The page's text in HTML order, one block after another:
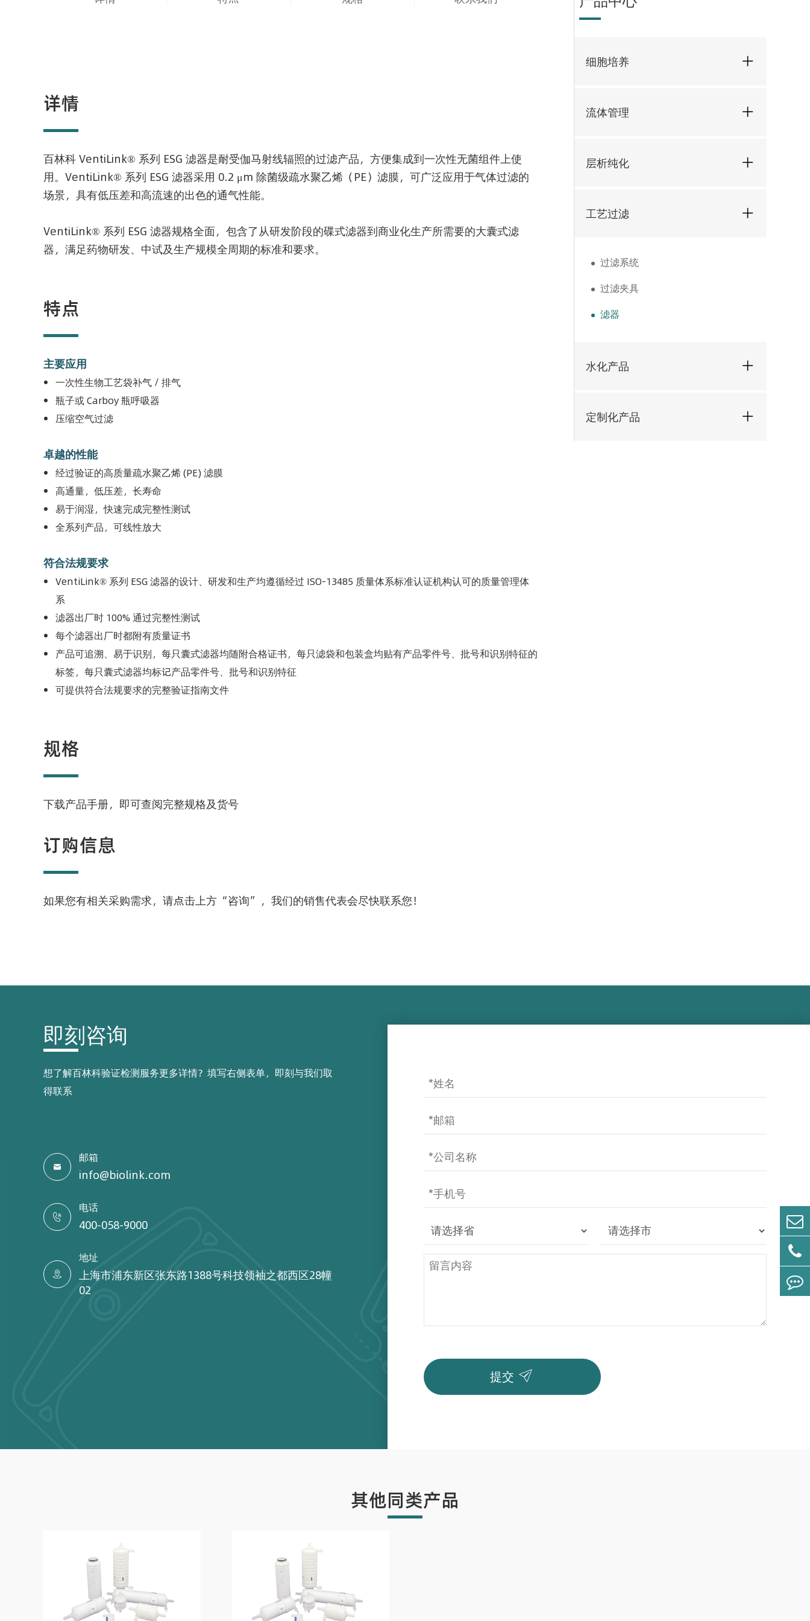
详情
百林科 VentiLink® 系列 ESG 滤器是耐受伽马射线辐照的过滤产品，方便集成到一次性无菌组件上使
用。VentiLink® 系列 ESG 滤器采用 0.2 μm 除菌级疏水聚乙烯（PE）滤膜，可广泛应用于气体过滤的
场景，具有低压差和高流速的出色的通气性能。
VentiLink® 系列 ESG 滤器规格全面，包含了从研发阶段的碟式滤器到商业化生产所需要的大囊式滤
器，满足药物研发、中试及生产规模全周期的标准和要求。
特点
主要应用
一次性生物工艺袋补气 / 排气
瓶子或 Carboy 瓶呼吸器
压缩空气过滤
卓越的性能
经过验证的高质量疏水聚乙烯 (PE) 滤膜
高通量，低压差，长寿命
易于润湿，快速完成完整性测试
全系列产品，可线性放大
符合法规要求
VentiLink® 系列 ESG 滤器的设计、研发和生产均遵循经过 ISO-13485 质量体系标准认证机构认可的质量管理体
系
滤器出厂时 100% 通过完整性测试
每个滤器出厂时都附有质量证书
产品可追溯、易于识别，每只囊式滤器均随附合格证书，每只滤袋和包装盒均贴有产品零件号、批号和识别特征的
标签，每只囊式滤器均标记产品零件号、批号和识别特征
可提供符合法规要求的完整验证指南文件
规格
下载产品手册，即可查阅完整规格及货号
订购信息
如果您有相关采购需求，请点击上方“咨询”，我们的销售代表会尽快联系您！
细胞培养
流体管理
层析纯化
工艺过滤
过滤系统
过滤夹具
滤器
水化产品
定制化产品
即刻咨询
想了解百林科验证检测服务更多详情？填写右侧表单，即刻与我们取
得联系

邮箱
info@biolink.com

电话
400-058-9000

地址
上海市浦东新区张东路1388号科技领袖之都西区28幢
02
提交 
其他同类产品